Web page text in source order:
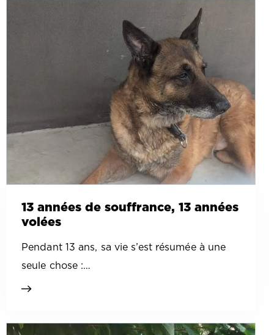
13 années de souffrance, 13 années
volées
Pendant 13 ans, sa vie s’est résumée à une
seule chose :…